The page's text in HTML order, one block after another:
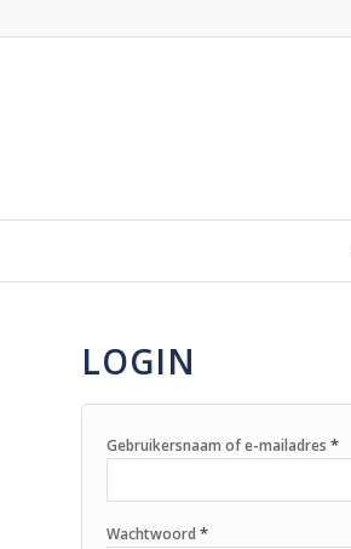
LOGIN
Gebruikersnaam of e-mailadres *
Wachtwoord *